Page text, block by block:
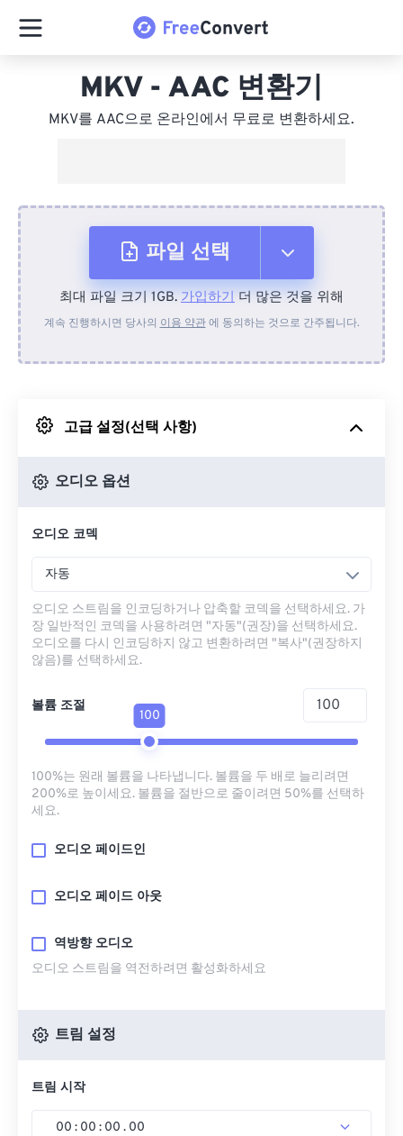
MKV - AAC 변환기
MKV를 AAC으로 온라인에서 무료로 변환하세요.
파일 선택
장치에서
Google 드라이브에서
최대 파일 크기 1GB. 가입하기 더 많은 것을 위해
계속 진행하시면 당사의 이용 약관에 동의하는 것으로 간주됩니다.
고급 설정(선택 사항)
오디오 옵션
오디오 코덱
자동
오디오 스트림을 인코딩하거나 압축할 코덱을 선택하세요. 가
장 일반적인 코덱을 사용하려면 "자동"(권장)을 선택하세요.
오디오를 다시 인코딩하지 않고 변환하려면 "복사"(권장하지
않음)를 선택하세요.
볼륨 조절
100
100%는 원래 볼륨을 나타냅니다. 볼륨을 두 배로 늘리려면
200%로 높이세요. 볼륨을 절반으로 줄이려면 50%를 선택하
세요.
오디오 페이드인
오디오 페이드 아웃
역방향 오디오
오디오 스트림을 역전하려면 활성화하세요
트림 설정
트림 시작
00 : 00 : 00 . 00